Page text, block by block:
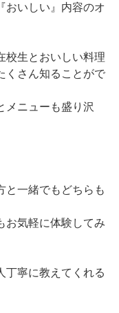
おいしい』内容のオ
校生とおいしい料理
くさん知ることがで
メニューも盛り沢
と一緒でもどちらも
お気軽に体験してみ
丁寧に教えてくれる